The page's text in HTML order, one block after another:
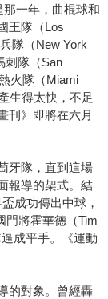
一年，曲棍球和
王隊（Los
隊（New York
刺隊（San
火隊（Miami
生得太快，不足
刊》即將在六月
牙隊，直到這場
報導的架式。結
成功傳出中球，
門將霍華德（Tim
成平手。《運動
的對象。曾經轟